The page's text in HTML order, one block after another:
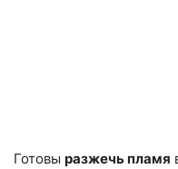
Готовы разжечь пламя